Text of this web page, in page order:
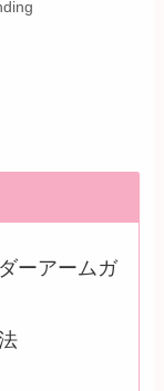
ーアームガ